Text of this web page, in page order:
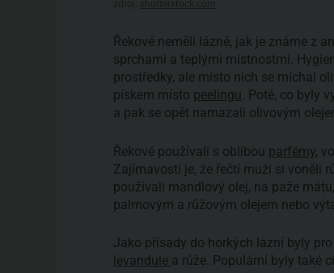
Řekové neměli lázně, jak je známe z
sprchami a teplými místnostmi.
prostředky, ale místo nich se míchal
pískem místo peelingu
. Poté, co byly
a pak se opět namazali olivovým
Řekové používali s oblibou parfémy,
Zajímavostí je, že řečtí muži si voněli
používali mandlový olej, na paže
palmovým a růžovým olejem nebo
Jako přísady do horkých lázní byly
levandule a růže. Populární byly také